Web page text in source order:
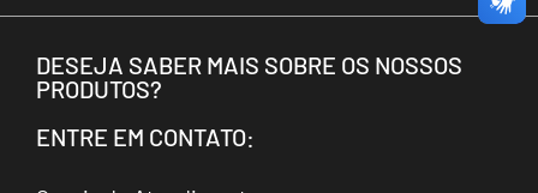
DESEJA SABER MAIS SOBRE OS NOSSOS
PRODUTOS?
ENTRE EM CONTATO: